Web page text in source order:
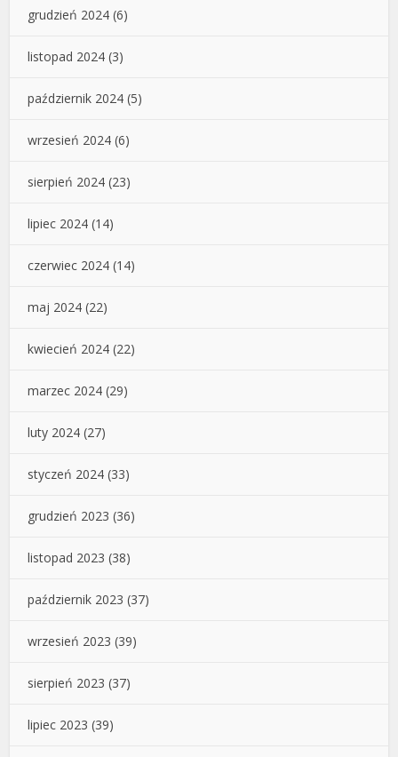
grudzień 2024 (6)
listopad 2024 (3)
październik 2024 (5)
wrzesień 2024 (6)
sierpień 2024 (23)
lipiec 2024 (14)
czerwiec 2024 (14)
maj 2024 (22)
kwiecień 2024 (22)
marzec 2024 (29)
luty 2024 (27)
styczeń 2024 (33)
grudzień 2023 (36)
listopad 2023 (38)
październik 2023 (37)
wrzesień 2023 (39)
sierpień 2023 (37)
lipiec 2023 (39)